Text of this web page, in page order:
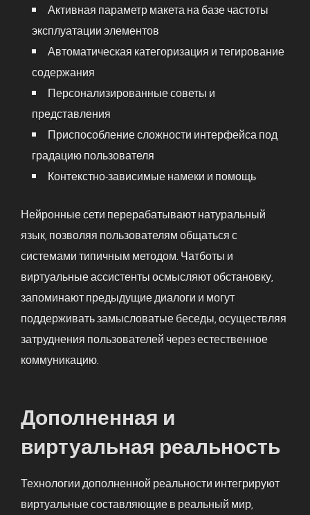
Активная параметр макета на базе частоты
эксплуатации элементов
Автоматическая категоризация и тегирование
содержания
Персонализированные советы и
представления
Приспособление сложности интерфейса под
градацию пользователя
Контекстно-зависимые намеки и помощь
Нейронные сети перерабатывают натуральный
язык, позволяя пользователям общаться с
системами типичным методом. Чатботы и
виртуальные ассистенты осмысляют обстановку,
запоминают предыдущие диалоги и могут
поддерживать замысловатые беседы, осуществляя
затруднения пользователей через естественное
коммуникацию.
Дополненная и
виртуальная реальность
Технологии дополненной реальности интегрируют
виртуальные составляющие в реальный мир,